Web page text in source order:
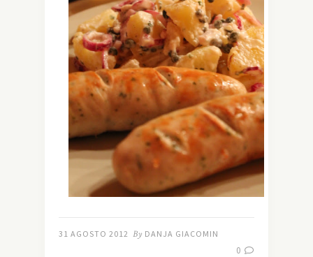
31 AGOSTO 2012 By DANJA GIACOMIN
0